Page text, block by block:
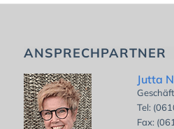
ANSPRECHPARTNER
Jutta
Tel:
Fax: